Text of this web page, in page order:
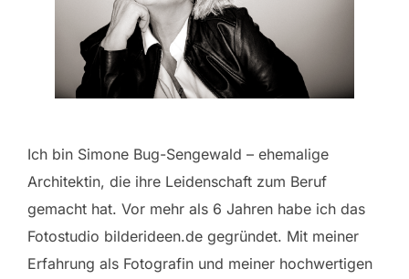
Ich bin Simone Bug-Sengewald – ehemalige
Architektin, die ihre Leidenschaft zum Beruf
gemacht hat. Vor mehr als 6 Jahren habe ich das
Fotostudio bilderideen.de gegründet. Mit meiner
Erfahrung als Fotografin und meiner hochwertigen